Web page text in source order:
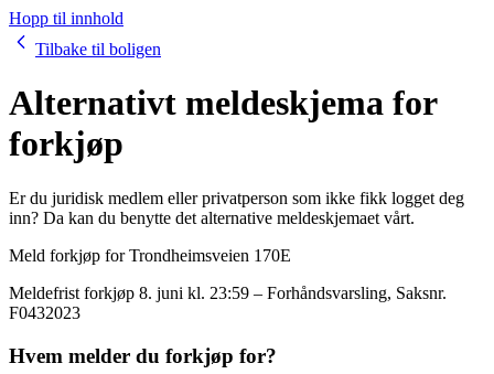
Hopp til innhold
Tilbake til boligen
Alternativt meldeskjema for
forkjøp
Er du juridisk medlem eller privatperson som ikke fikk logget deg
inn? Da kan du benytte det alternative meldeskjemaet vårt.
Meld forkjøp forTrondheimsveien 170E
Meldefrist forkjøp 8. juni kl. 23:59 – Forhåndsvarsling, Saksnr.
F0432023
Hvem melder du forkjøp for?